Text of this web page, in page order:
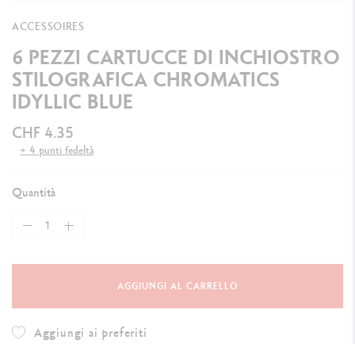
ACCESSOIRES
6 PEZZI CARTUCCE DI INCHIOSTRO
STILOGRAFICA CHROMATICS
IDYLLIC BLUE
CHF 4.35
+ 4 punti fedeltà
Quantità
AGGIUNGI AL CARRELLO
Aggiungi ai preferiti